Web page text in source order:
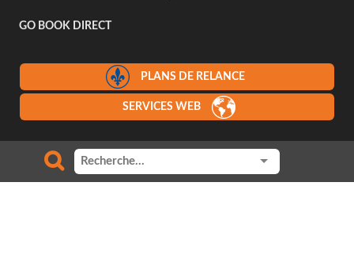
GO BOOK DIRECT
PLANS DE RELANCE
SERVICES WEB